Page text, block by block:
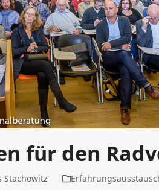
für den
Stachowitz